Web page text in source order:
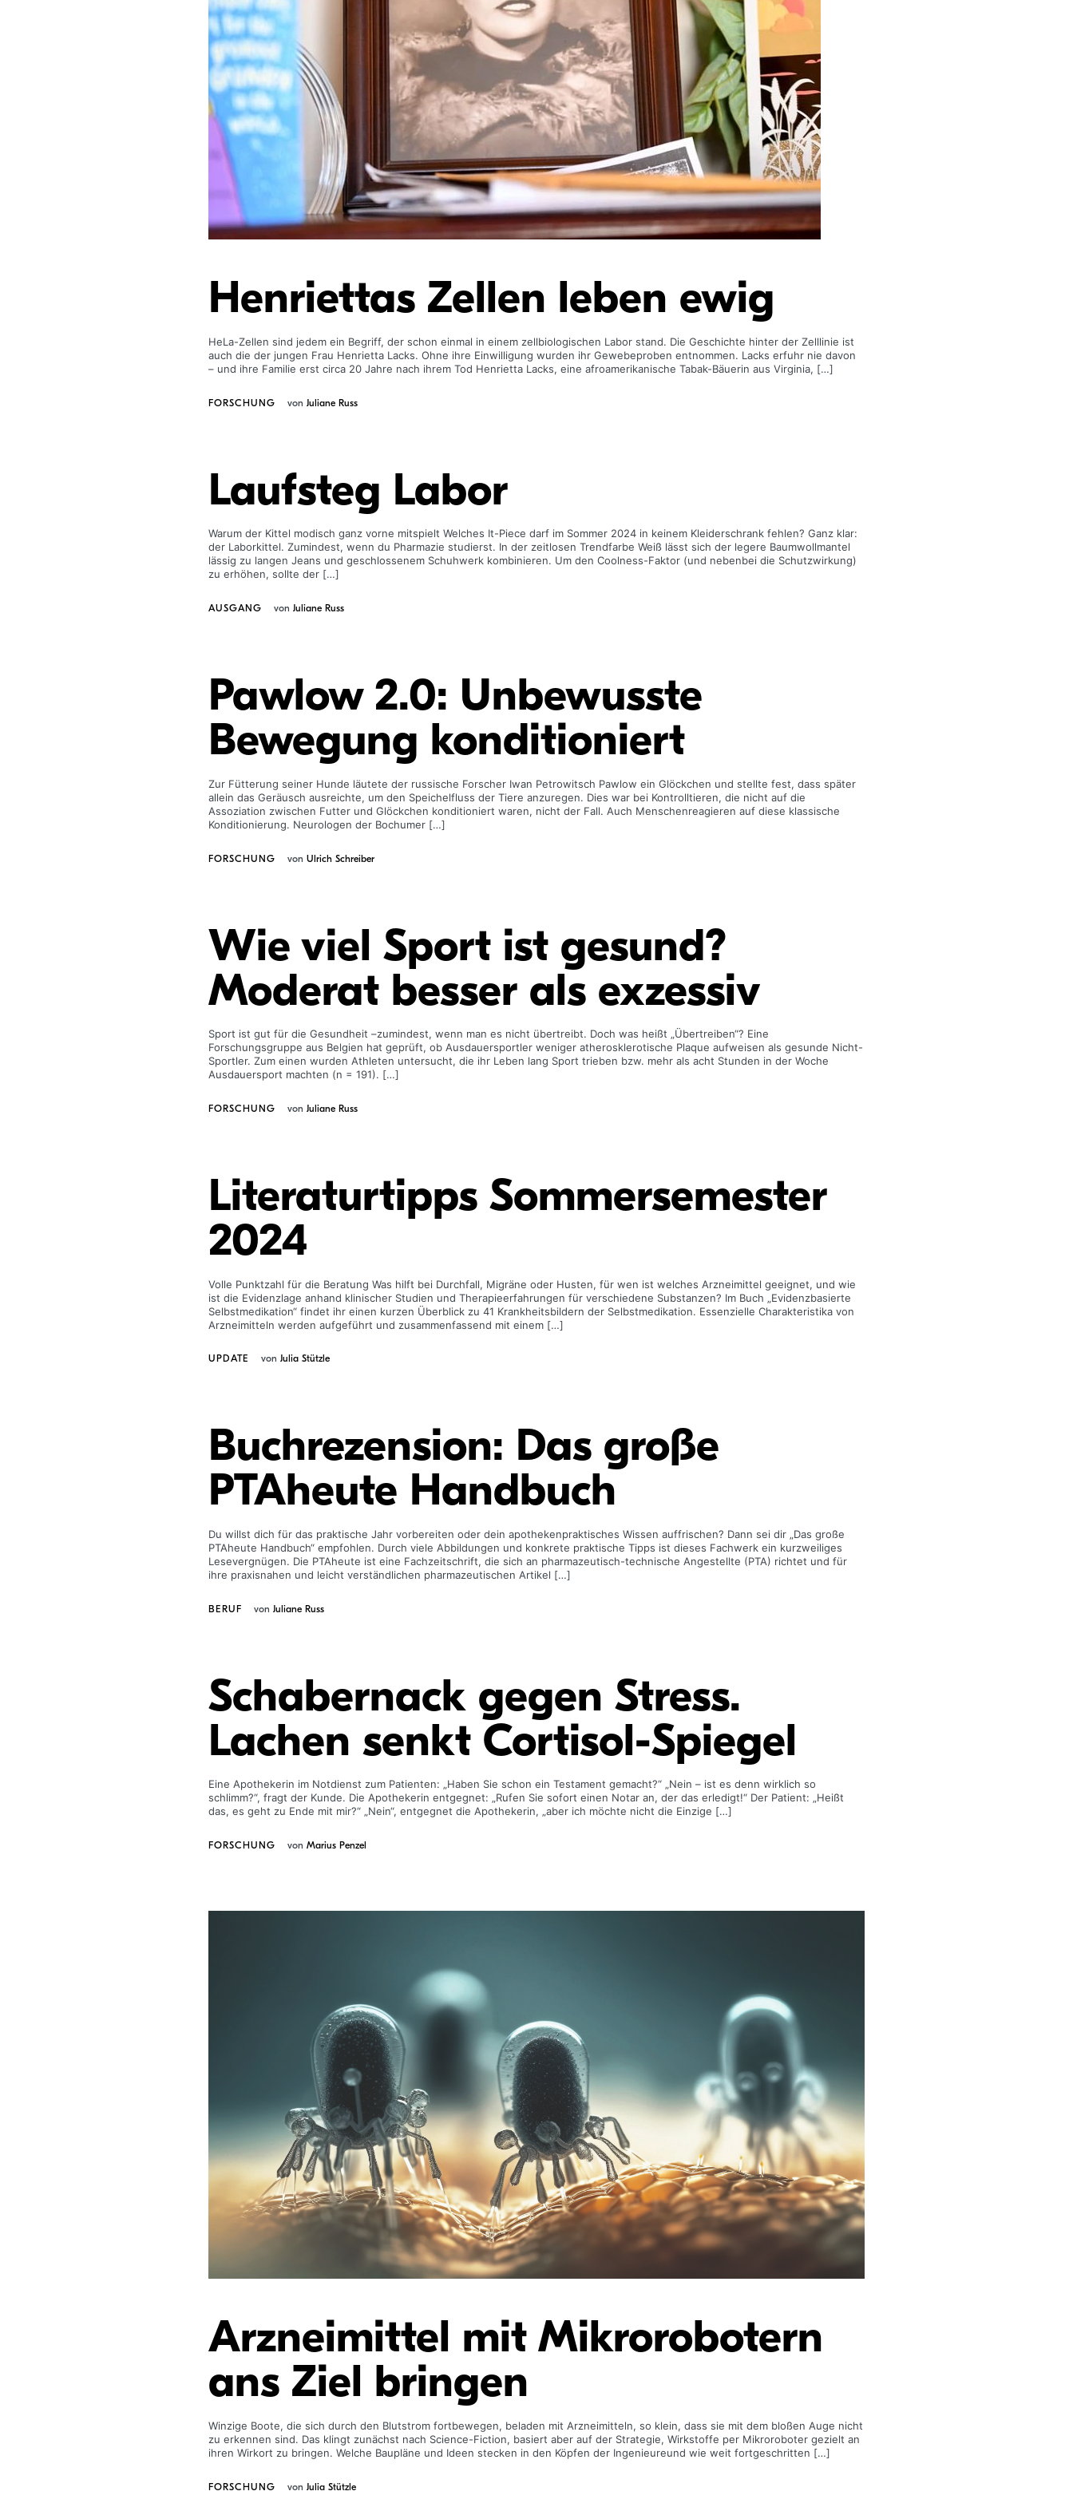
Henriettas Zellen leben ewig
HeLa-Zellen sind jedem ein Begriff, der schon einmal in einem zellbiologischen Labor stand. Die Geschichte hinter der Zelllinie ist
auch die der jungen Frau Henrietta Lacks. Ohne ihre Einwilligung wurden ihr Gewebeproben entnommen. Lacks erfuhr nie davon
– und ihre Familie erst circa 20 Jahre nach ihrem Tod Henrietta Lacks, eine afroamerikanische Tabak-Bäuerin aus Virginia, […]
FORSCHUNG von Juliane Russ
Laufsteg Labor
Warum der Kittel modisch ganz vorne mitspielt Welches It-Piece darf im Sommer 2024 in keinem Kleiderschrank fehlen? Ganz klar:
der Laborkittel. Zumindest, wenn du Pharmazie studierst. In der zeitlosen Trendfarbe Weiß lässt sich der legere Baumwollmantel
lässig zu langen Jeans und geschlossenem Schuhwerk kombinieren. Um den Coolness-Faktor (und nebenbei die Schutzwirkung)
zu erhöhen, sollte der […]
AUSGANG von Juliane Russ
Pawlow 2.0: Unbewusste
Bewegung konditioniert
Zur Fütterung seiner Hunde läutete der russische Forscher Iwan Petrowitsch Pawlow ein Glöckchen und stellte fest, dass später
allein das Geräusch ausreichte, um den Speichelfluss der Tiere anzuregen. Dies war bei Kontrolltieren, die nicht auf die
Assoziation zwischen Futter und Glöckchen konditioniert waren, nicht der Fall. Auch Menschenreagieren auf diese klassische
Kondi­tionierung. Neurologen der Bochumer […]
FORSCHUNG von Ulrich Schreiber
Wie viel Sport ist gesund?
Moderat besser als exzessiv
Sport ist gut für die Gesundheit –zumindest, wenn man es nicht übertreibt. Doch was heißt „Übertreiben“? Eine
Forschungsgruppe aus Belgien hat geprüft, ob Ausdauersportler weniger atherosklerotische Plaque aufweisen als gesunde Nicht-
Sportler. Zum einen wurden Athleten untersucht, die ihr Leben lang Sport trieben bzw. mehr als acht Stunden in der Woche
Ausdauersport machten (n = 191). […]
FORSCHUNG von Juliane Russ
Literaturtipps Sommersemester
2024
Volle Punktzahl für die Beratung Was hilft bei Durchfall, Migräne oder Husten, für wen ist welches Arzneimittel geeignet, und wie
ist die Evidenzlage anhand klinischer Studien und Therapieerfahrungen für verschiedene Substanzen? Im Buch „Evidenz­basierte
Selbstmedikation“ findet ihr einen kurzen Überblick zu 41 Krankheitsbildern der Selbstmedikation. Essenzielle Charakteristika von
Arzneimitteln werden aufgeführt und zusammenfassend mit einem […]
UPDATE von Julia Stützle
Buchrezension: Das große
PTAheute Handbuch
Du willst dich für das praktische Jahr vorbereiten oder dein apothekenpraktisches Wissen auffrischen? Dann sei dir „Das große
PTAheute Handbuch“ empfohlen. Durch viele Abbildungen und konkrete praktische Tipps ist dieses Fachwerk ein kurzweiliges
Lesevergnügen. Die PTAheute ist eine Fachzeitschrift, die sich an pharmazeutisch-technische Angestellte (PTA) richtet und für
ihre praxisnahen und leicht verständlichen pharmazeutischen Artikel […]
BERUF vonJuliane Russ
Schabernack gegen Stress.
Lachen senkt Cortisol-Spiegel
Eine Apothekerin im Notdienst zum Patienten: „Haben Sie schon ein Testament gemacht?“ „Nein – ist es denn wirklich so
schlimm?“, fragt der Kunde. Die Apothekerin entgegnet: „Rufen Sie sofort einen Notar an, der das erledigt!“ Der Patient: „Heißt
das, es geht zu Ende mit mir?“ „Nein“, entgegnet die Apothekerin, „aber ich möchte nicht die Einzige […]
FORSCHUNG von Marius Penzel
Arzneimittel mit Mikrorobotern
ans Ziel bringen
Winzige Boote, die sich durch den Blutstrom fortbewegen, beladen mit Arzneimitteln, so klein, dass sie mit dem bloßen Auge nicht
zu erkennen sind. Das klingt zunächst nach Science-Fiction, basiert aber auf der Strategie, Wirkstoffe per Mikroroboter gezielt an
ihren Wirkort zu bringen. Welche Baupläne und Ideen stecken in den Köpfen der Ingenieureund wie weit fortgeschritten […]
FORSCHUNG von Julia Stützle